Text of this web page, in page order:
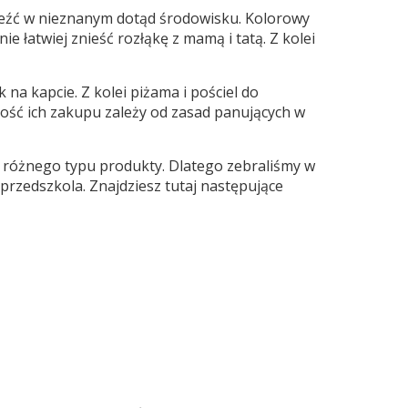
w nieznanym dotąd środowisku. Kolorowy
łatwiej znieść rozłąkę z mamą i tatą. Z kolei
kapcie. Z kolei piżama i pościel do
ich zakupu zależy od zasad panujących w
typu produkty. Dlatego zebraliśmy w
Znajdziesz tutaj następujące